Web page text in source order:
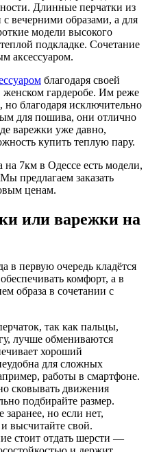
Длинные перчатки из
вечерними образами, а для
модели высокого
подкладке. Сочетание
аксессуаром.
благодаря своей
женском гардеробе. Им реже
но благодаря исключительно
для пошива, они отлично
варежки уже давно,
купить теплую пару.
на 7км в Одессе есть модели,
предлагаем заказать
ценам.
или варежки на
в первую очередь кладётся
комфорт, а в
образа в сочетании с
так как пальцы,
лучше обмениваются
хороший
для сложных
работы в смартфоне.
сковывать движения
подбирайте размер.
но если нет,
высчитайте свой.
стоит отдать шерсти —